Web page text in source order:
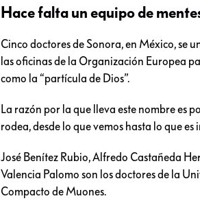
Hace falta un equipo de
Cinco doctores de Sonora, en México, se
las oficinas de la Organización Europea
como la “partícula de Dios”.
La razón por la que lleva este nombre es
rodea, desde lo que vemos hasta lo que
José Benítez Rubio, Alfredo Castañeda
Valencia Palomo son los doctores de la
Compacto de Muones.